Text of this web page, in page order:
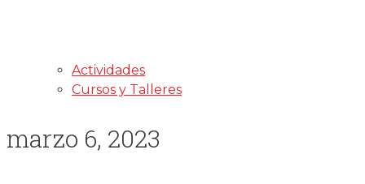
Actividades
Cursos y Talleres
marzo 6, 2023